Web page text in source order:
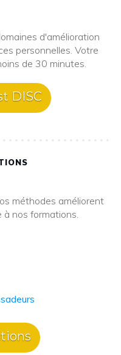
d'amélioration
personnelles. Votre
de 30 minutes.
DISC
méthodes améliorent
à nos formations.